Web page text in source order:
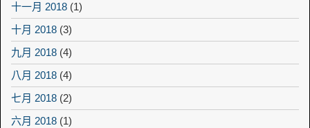
十一月 2018 (1)
十月 2018 (3)
九月 2018 (4)
八月 2018 (4)
七月 2018 (2)
六月 2018 (1)